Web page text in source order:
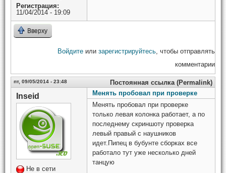
Регистрация:
11/04/2014 - 19:09
Вверху
Войдите или зарегистрируйтесь , чтобы отправлять
комментарии
пт, 09/05/2014 - 23:48 Постоянная ссылка (Permalink)
Inseid
Не в сети
Менять пробовал при проверке
Менять пробовал при проверке
только левая колонка работает, а по
последнему скриншоту проверка
левый правый с наушников
идет.Пипец в бубунте сборках все
работало тут уже несколько дней
танцую